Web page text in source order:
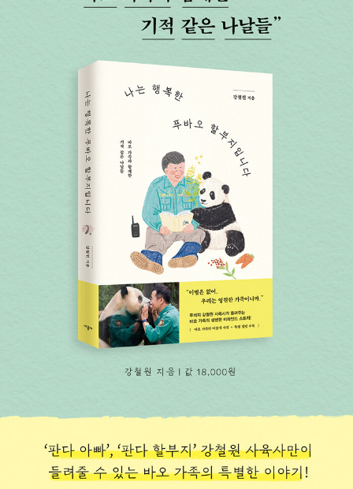
한한 행복을 전하고 슬기롭고 밝은 기운으로 세상을 밝히는 바오패밀
리와 그들을 반짝반짝 빛나게 도와주는 주키퍼들의 애정과 열정을 사
진으로 전하고자 노력하고 있다. 앞으로도 바오패밀리를 아끼고 사랑
하는 팬들과의 소통을 돕기 위해 열심히 셔터를 누를 생각이다.